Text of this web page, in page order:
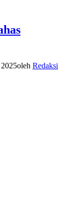
oleh Redaksi